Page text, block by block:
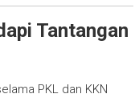
Tantangan
PKL dan KKN